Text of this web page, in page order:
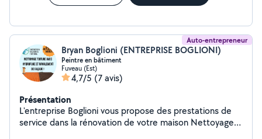
Auto-entrepreneur
Bryan Boglioni (ENTREPRISE BOGLIONI)
Peintre en bâtiment
Fuveau (Est)
4,7/5 (7 avis)
Présentation
L'entreprise Boglioni vous propose des prestations de
service dans la rénovation de votre maison Nettoyage